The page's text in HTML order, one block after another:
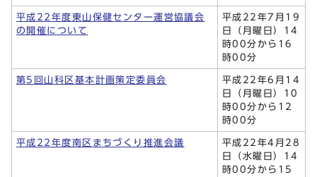
平成22年度東山保健センター運営協議会
の開催について
平成22年7月19
日（月曜日）14
時00分から16
時00分
第5回山科区基本計画策定委員会
平成22年6月14
日（月曜日）10
時00分から12
時00分
平成22年度南区まちづくり推進会議
平成22年4月28
日（水曜日）14
時00分から15